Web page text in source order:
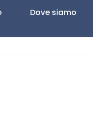
Dove siamo